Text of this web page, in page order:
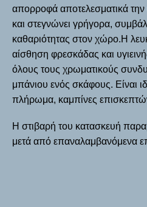
απορροφά αποτελεσματικά την
και στεγνώνει γρήγορα,
καθαριότητας στον χώρο.Η
αίσθηση φρεσκάδας και
όλους τους χρωματικούς
μπάνιου ενός σκάφους. Είναι
πλήρωμα, καμπίνες
Η στιβαρή του κατασκευή
μετά από επαναλαμβανόμενα